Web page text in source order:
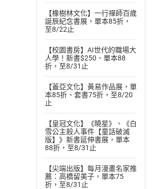
【橡樹林文化】一行禪師百歲
誕辰紀念書展，單本85折，
至8/22止
【校園書房】AI世代的職場大
人學！新書$250、單本88
折，至8/31止
【蓋亞文化】黃易作品展，單
本85折、套書75折，至8/20
止
【皇冠文化】《曉星》、《白
雪公主殺人事件【童話破滅
版】》新書延伸書展，單本
88折，至8/31止
【尖端出版】每月漫畫名家推
薦：高橋留美子，單本75
折，至8/31止